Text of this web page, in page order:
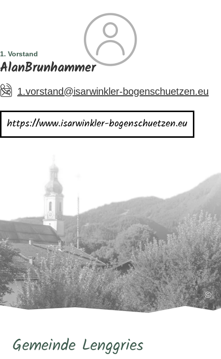
SUCHE
1. Vorstand
AlanBrunhammer
1.vorstand@isarwinkler-bogenschuetzen.eu
https://www.isarwinkler-bogenschuetzen.eu
©
Gemeinde Lenggries